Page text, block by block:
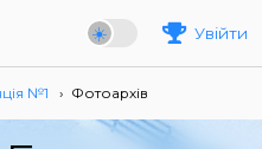
Увійти
№1 › Фотоархів